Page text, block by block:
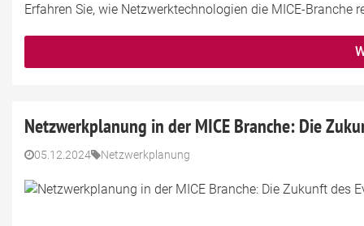
Erfahren Sie, wie Netzwerktechnologien die MICE-
Netzwerkplanung in der MICE Branche: Die
05.12.2024 Netzwerkplanung